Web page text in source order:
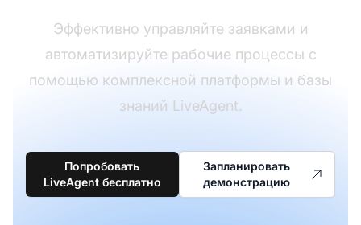
Эффективно управляйте заявками и
автоматизируйте рабочие процессы с
помощью комплексной платформы и базы
знаний LiveAgent.
Попробовать
LiveAgent бесплатно
Запланировать
демонстрацию